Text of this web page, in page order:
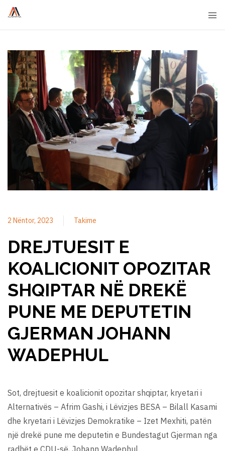
2 Nëntor, 2023 Takime
DREJTUESIT E
KOALICIONIT OPOZITAR
SHQIPTAR NË DREKË
PUNE ME DEPUTETIN
GJERMAN JOHANN
WADEPHUL
Sot, drejtuesit e koalicionit opozitar shqiptar, kryetari i
Alternativës – Afrim Gashi, i Lëvizjes BESA – Bilall Kasami
dhe kryetari i Lëvizjes Demokratike – Izet Mexhiti, patën
një drekë pune me deputetin e Bundestagut Gjerman nga
radhët e CDU-së, Johann Wadephul.